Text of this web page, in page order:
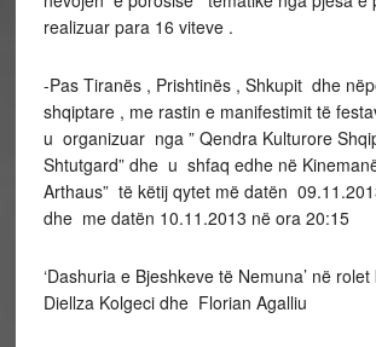
realizuar para 16 viteve .
-Pas Tiranës , Prishtinës , Shkupit dhe
shqiptare , me rastin e manifestimit të
u organizuar nga ” Qendra Kulturore
Shtutgard” dhe u shfaq edhe në
Arthaus” të këtij qytet më datën
dhe me datën 10.11.2013 në ora 20:15
‘Dashuria e Bjeshkeve të Nemuna’ në
Diellza Kolgeci dhe Florian Agalliu